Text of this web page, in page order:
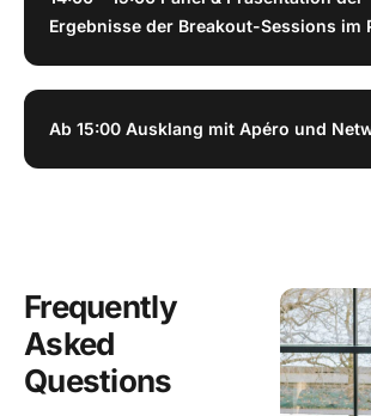
Ergebnisse der Breakout-Sessions im
Ab 15:00 Ausklang mit Apéro und
Frequently
Asked
Questions